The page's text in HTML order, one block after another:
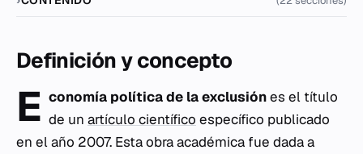
Definición y concepto
E conomía política de la exclusiónes el título
de un artículo científico específico publicado
en el año 2007. Esta obra académica fue dada a